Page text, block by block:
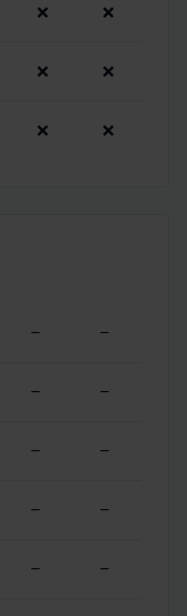
❌ ❌
❌ ❌
❌ ❌
– –
– –
– –
– –
– –